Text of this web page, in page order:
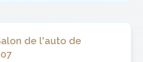
de l'auto de